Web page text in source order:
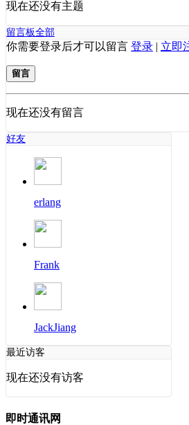
现在还没有主题
留言板全部
你需要登录后才可以留言 登录 | 立即
留言
现在还没有留言
好友
erlang
Frank
JackJiang
最近访客
现在还没有访客
即时通讯网